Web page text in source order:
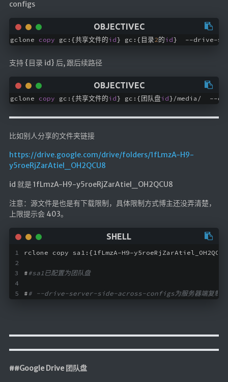
configs
gclone copy gc:{共享文件的id} gc:{目录2的id
支持 {目录 id} 后, 跟后续路径
gclone copy gc:{共享文件的id} gc:{团队盘id
比如别人分享的文件夹链接
https://drive.google.com/drive/folders/1fLmzA-H9-
y5roeRjZarAtiel_OH2QCU8
id 就是 1fLmzA-H9-y5roeRjZarAtiel_OH2QCU8
注意：源文件是也是有下载限制，具体限制方式博主还没弄清楚，
上限提示会 403。
rclone copy sa1:{1fLmzA-H9-
##sa1已配置为团队盘
## --drive-server-side-across-configs为服务器端复制，
##Google Drive 团队盘